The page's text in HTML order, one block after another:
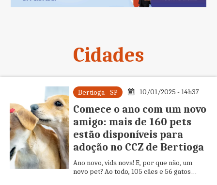
Cidades
Bertioga - SP 10/01/2025 - 14h37
Comece o ano com um novo
amigo: mais de 160 pets
estão disponíveis para
adoção no CCZ de Bertioga
Ano novo, vida nova! E, por que não, um
novo pet? Ao todo, 105 cães e 56 gatos